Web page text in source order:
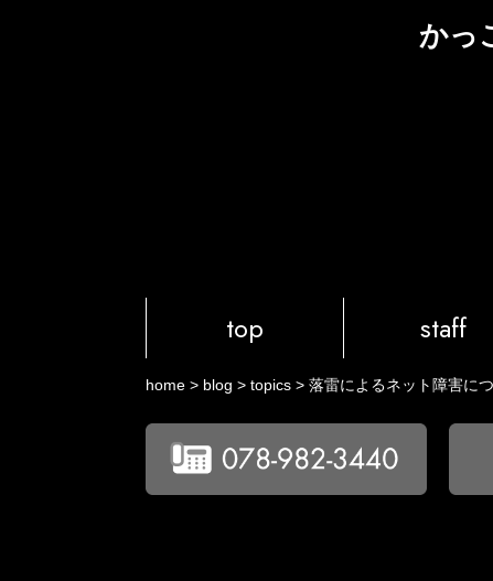
かっ
top staff
home > blog > topics > 落雷によるネット障害に